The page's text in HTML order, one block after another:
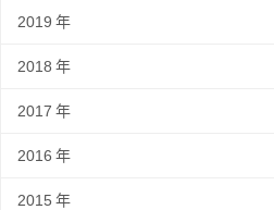
2019 年
2018 年
2017 年
2016 年
2015 年